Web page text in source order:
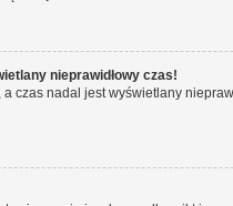
nieprawidłowy czas!
czas nadal jest wyświetlany